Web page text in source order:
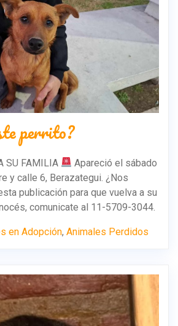
perrito?
SU FAMILIA
Apareció el sábado
y calle 6, Berazategui. ¿Nos
publicación para que vuelva a su
comunicate al 11-5709-3044.
en Adopción, Animales Perdidos